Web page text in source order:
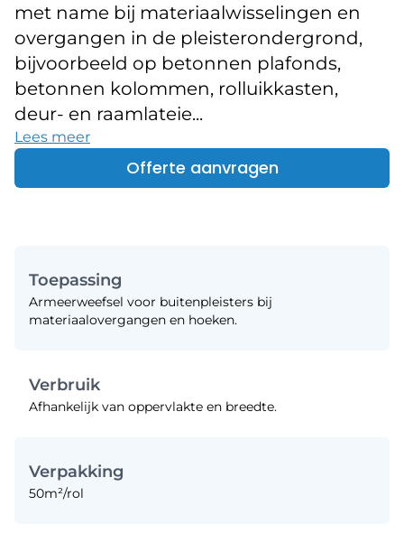
met name bij materiaalwisselingen en
overgangen in de pleisterondergrond,
bijvoorbeeld op betonnen plafonds,
betonnen kolommen, rolluikkasten,
deur- en raamlateie...
Lees meer
Offerte aanvragen
Toepassing
Armeerweefsel voor buitenpleisters bij
materiaalovergangen en hoeken.
Verbruik
Afhankelijk van oppervlakte en breedte.
Verpakking
50m²/rol